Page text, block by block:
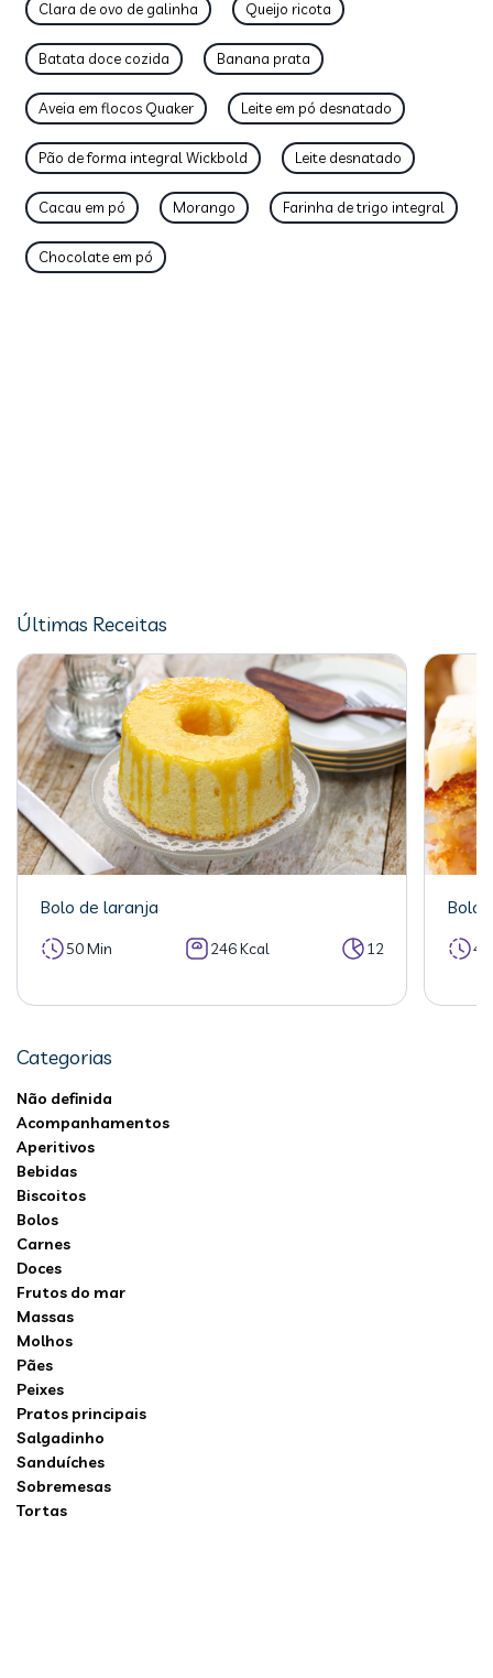
Clara de ovo de galinha Queijo ricota
Batata doce cozida Banana prata
Aveia em flocos Quaker Leite em pó desnatado
Pão de forma integral Wickbold Leite desnatado
Cacau em pó Morango Farinha de trigo integral
Chocolate em pó
Últimas Receitas
Bolo de laranja
50 Min 246 Kcal 12
Bolo
Categorias
Não definida
Acompanhamentos
Aperitivos
Bebidas
Biscoitos
Bolos
Carnes
Doces
Frutos do mar
Massas
Molhos
Pães
Peixes
Pratos principais
Salgadinho
Sanduíches
Sobremesas
Tortas